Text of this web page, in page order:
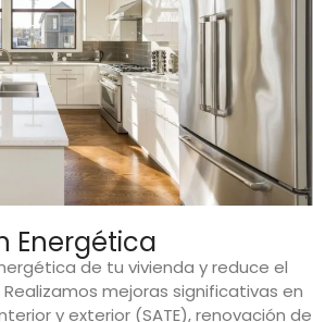
Energética
de tu vivienda y reduce el
mejoras significativas en
y exterior (SATE), renovación de